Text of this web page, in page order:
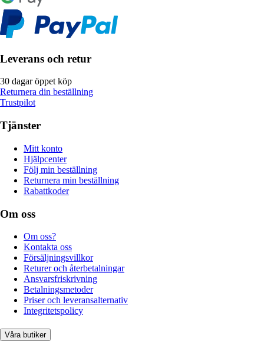
Leverans och retur
30 dagar öppet köp
Returnera din beställning
Trustpilot
Tjänster
Mitt konto
Hjälpcenter
Följ min beställning
Returnera min beställning
Rabattkoder
Om oss
Om oss?
Kontakta oss
Försäljningsvillkor
Returer och återbetalningar
Ansvarsfriskrivning
Betalningsmetoder
Priser och leveransalternativ
Integritetspolicy
Våra butiker